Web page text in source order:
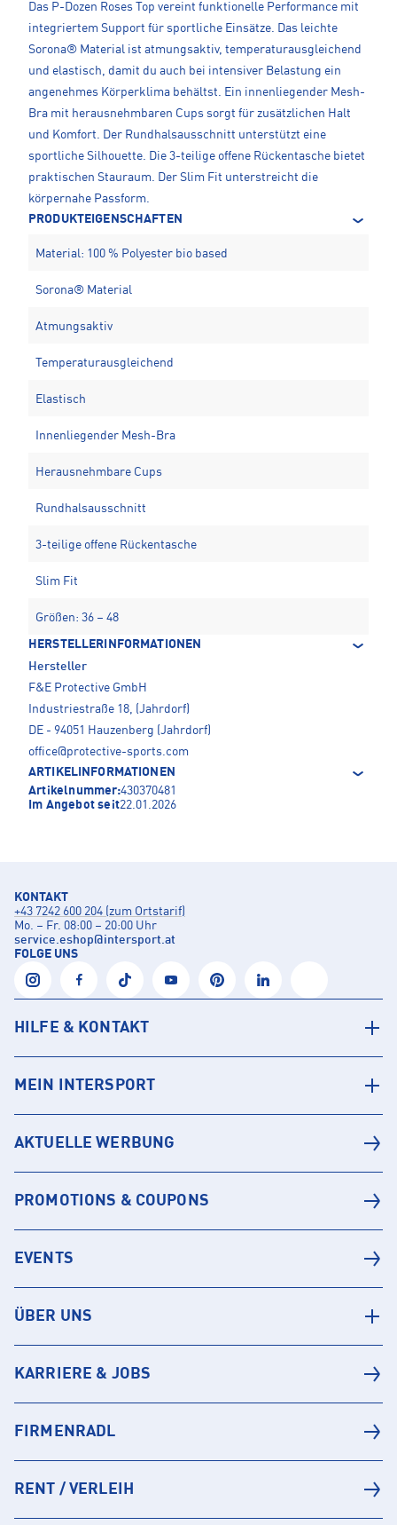
Das P-Dozen Roses Top vereint funktionelle Performance mit
integriertem Support für sportliche Einsätze. Das leichte
Sorona® Material ist atmungsaktiv, temperaturausgleichend
und elastisch, damit du auch bei intensiver Belastung ein
angenehmes Körperklima behältst. Ein innenliegender Mesh-
Bra mit herausnehmbaren Cups sorgt für zusätzlichen Halt
und Komfort. Der Rundhalsausschnitt unterstützt eine
sportliche Silhouette. Die 3-teilige offene Rückentasche bietet
praktischen Stauraum. Der Slim Fit unterstreicht die
körpernahe Passform.
PRODUKTEIGENSCHAFTEN
Material: 100 % Polyester bio based
Sorona® Material
Atmungsaktiv
Temperaturausgleichend
Elastisch
Innenliegender Mesh-Bra
Herausnehmbare Cups
Rundhalsausschnitt
3-teilige offene Rückentasche
Slim Fit
Größen: 36 – 48
HERSTELLERINFORMATIONEN
Hersteller
F&E Protective GmbH
Industriestraße 18, (Jahrdorf)
DE - 94051 Hauzenberg (Jahrdorf)
office@protective-sports.com
ARTIKELINFORMATIONEN
Artikelnummer:430370481
Im Angebot seit22.01.2026
KONTAKT
+43 7242 600 204 (zum Ortstarif)
Mo. – Fr. 08:00 – 20:00 Uhr
service.eshop@intersport.at
FOLGE UNS
HILFE & KONTAKT
MEIN INTERSPORT
AKTUELLE WERBUNG
PROMOTIONS & COUPONS
EVENTS
ÜBER UNS
KARRIERE & JOBS
FIRMENRADL
RENT / VERLEIH